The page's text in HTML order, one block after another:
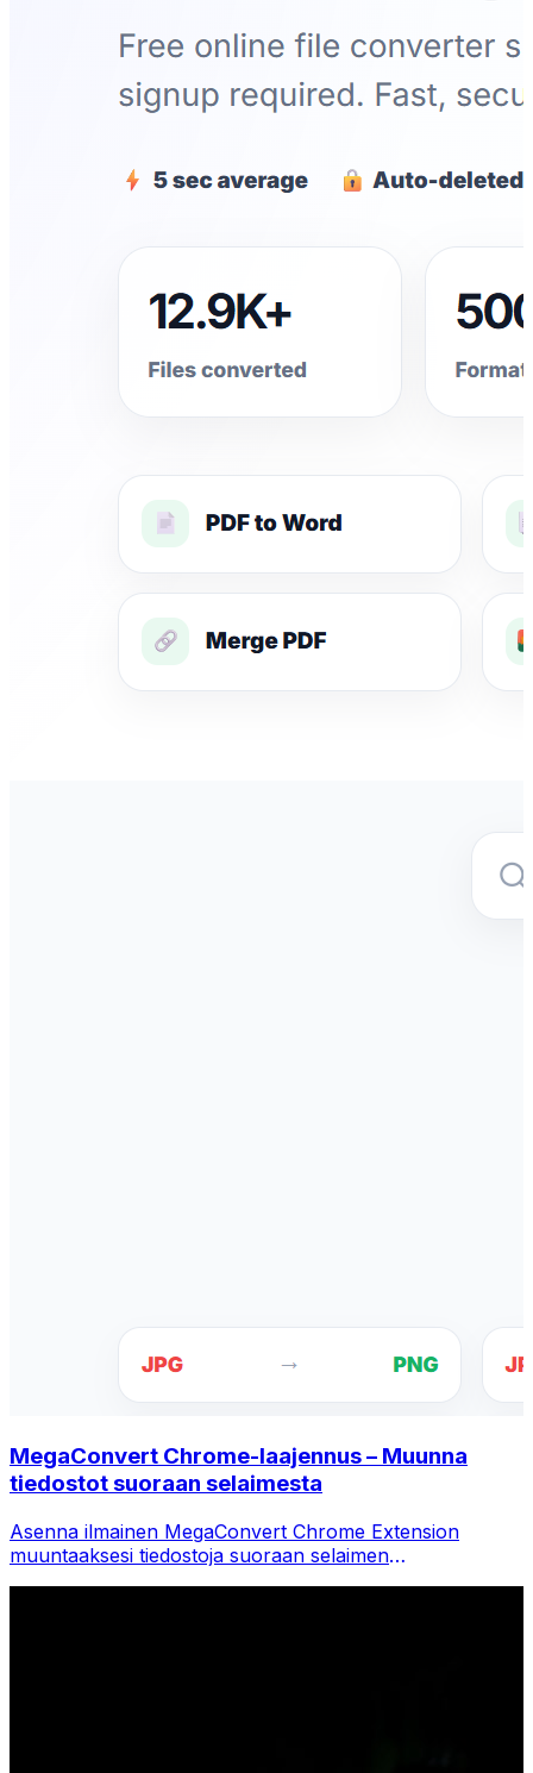
MegaConvert Chrome-laajennus – Muunna
tiedostot suoraan selaimesta
Asenna ilmainen MegaConvert Chrome Extension
muuntaaksesi tiedostoja suoraan selaimen